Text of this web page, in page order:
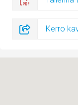
Kerro